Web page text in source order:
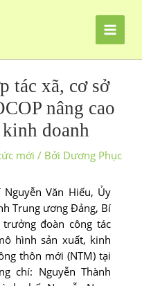
tác xã, cơ sở
nâng cao
doanh
mới / Bởi Dương Phục
Văn Hiếu, Ủy
Trung ương Ðảng, Bí
đoàn công tác
hình sản xuất, kinh
thôn mới (NTM) tại
chí: Nguyễn Thành